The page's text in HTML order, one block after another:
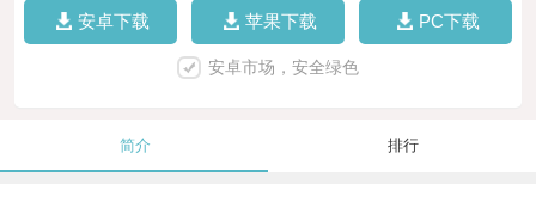
安卓下载 苹果下载 PC下载
安卓市场，安全绿色
简介 排行